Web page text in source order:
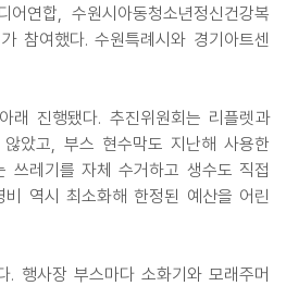
어연합, 수원시아동청소년정신건강복
참여했다. 수원특례시와 경기아트센
래 진행됐다. 추진위원회는 리플렛과
았고, 부스 현수막도 지난해 사용한
쓰레기를 자체 수거하고 생수도 직접
역시 최소화해 한정된 예산을 어린
. 행사장 부스마다 소화기와 모래주머